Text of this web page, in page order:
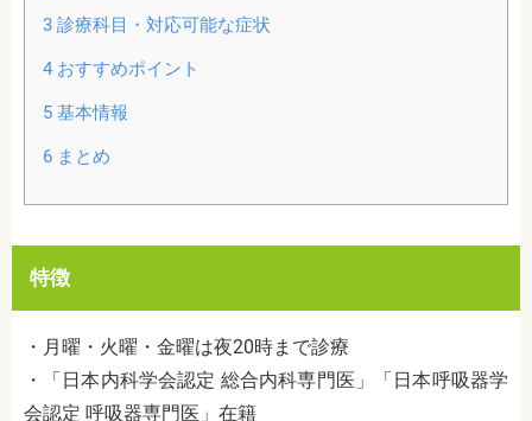
3診療科目・対応可能な症状
4おすすめポイント
5基本情報
6まとめ
特徴
・月曜・火曜・金曜は夜20時まで診療
・「日本内科学会認定 総合内科専門医」「日本呼吸器学
会認定 呼吸器専門医」在籍